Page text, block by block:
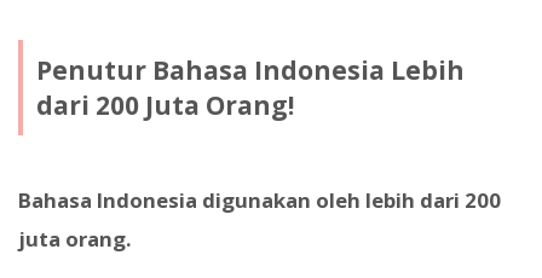
Penutur Bahasa Indonesia Lebih
dari 200 Juta Orang!
Bahasa Indonesia digunakan oleh lebih dari 200
juta orang.